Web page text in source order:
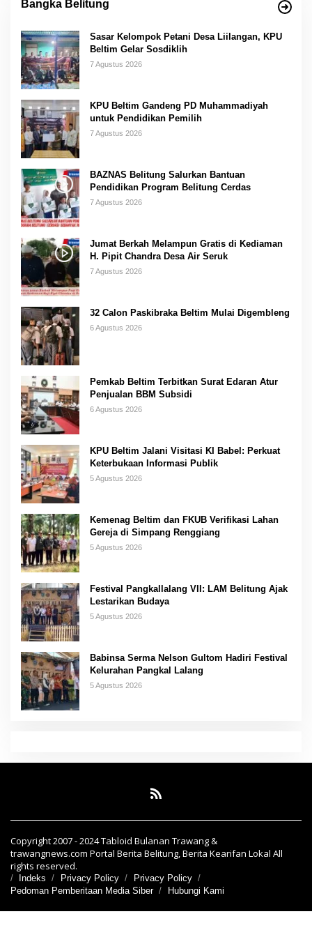
Bangka Belitung
Sasar Kelompok Petani Desa Liilangan, KPU
Beltim Gelar Sosdiklih
7 Agustus 2026
KPU Beltim Gandeng PD Muhammadiyah
untuk Pendidikan Pemilih
7 Agustus 2026
BAZNAS Belitung Salurkan Bantuan
Pendidikan Program Belitung Cerdas
7 Agustus 2026
Jumat Berkah Melampun Gratis di Kediaman
H. Pipit Chandra Desa Air Seruk
7 Agustus 2026
32 Calon Paskibraka Beltim Mulai Digembleng
6 Agustus 2026
Pemkab Beltim Terbitkan Surat Edaran Atur
Penjualan BBM Subsidi
6 Agustus 2026
KPU Beltim Jalani Visitasi KI Babel: Perkuat
Keterbukaan Informasi Publik
5 Agustus 2026
Kemenag Beltim dan FKUB Verifikasi Lahan
Gereja di Simpang Renggiang
5 Agustus 2026
Festival Pangkallalang VII: LAM Belitung Ajak
Lestarikan Budaya
5 Agustus 2026
Babinsa Serma Nelson Gultom Hadiri Festival
Kelurahan Pangkal Lalang
5 Agustus 2026
Copyright 2007 - 2024 Tabloid Bulanan Trawang &
trawangnews.com Portal Berita Belitung, Berita Kearifan Lokal All
rights reserved.
Indeks Privacy Policy
Privacy Policy
Pedoman Pemberitaan Media Siber
Hubungi Kami